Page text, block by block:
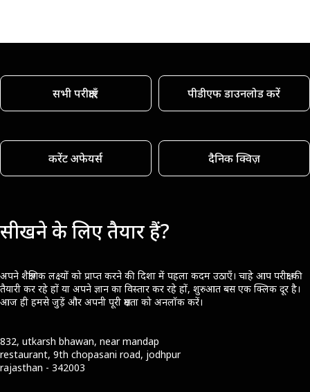
सभी परीक्षाएँ पीडीएफ डाउनलोड करें
करेंट अफेयर्स दैनिक क्विज़
सीखने के लिए तैयार हैं?
अपने शैक्षणिक लक्ष्यों को प्राप्त करने की दिशा में पहला कदम उठाएँ। चाहे आप परीक्षा की
तैयारी कर रहे हों या अपने ज्ञान का विस्तार कर रहे हों, शुरुआत बस एक क्लिक दूर है।
आज ही हमसे जुड़ें और अपनी पूरी क्षमता को अनलॉक करें।
832, utkarsh bhawan, near mandap
restaurant, 9th chopasani road, jodhpur
rajasthan - 342003